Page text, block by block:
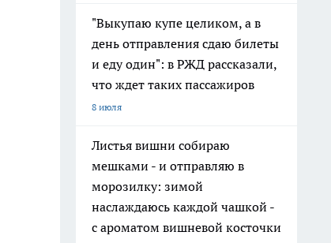
"Выкупаю купе целиком, а в
день отправления сдаю билеты
и еду один": в РЖД рассказали,
что ждет таких пассажиров
8 июля
Листья вишни собираю
мешками - и отправляю в
морозилку: зимой
наслаждаюсь каждой чашкой -
с ароматом вишневой косточки